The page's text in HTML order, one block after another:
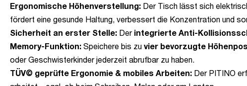
Ergonomische Höhenverstellung: Der Tisch lässt sich
fördert eine gesunde Haltung, verbessert die Konzentration und
Sicherheit an erster Stelle: Der integrierte Anti-
Memory-Funktion: Speichere bis zu vier bevorzugte
oder Geschwisterkinder jederzeit abrufbar zu haben.
TÜV© geprüfte Ergonomie & mobiles Arbeiten: Der PITINO